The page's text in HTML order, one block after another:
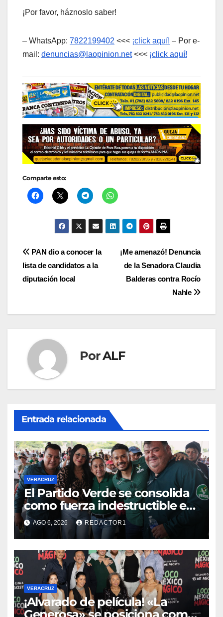
¡Por favor, háznoslo saber!
– WhatsApp: 7822199402 <<< ¡click aquí! – Por e-
mail: denuncias@laopinion.net<<< ¡click aquí!
Comparte esto:
Navegación
de
¡Me amenazó! Denuncia
de la Senadora Claudia
Balderas contra Rocío
Nahle
PAN dio a conocer la
lista de candidatos a la
diputación local
PorALF
Entrada relacionada
VERACRUZ
​El Partido Verde se consolida
como fuerza indestructible en
la zona norte de Veracruz
AGO 6, 2026 REDACTOR1
VERACRUZ
¡Alvarado de película! «La